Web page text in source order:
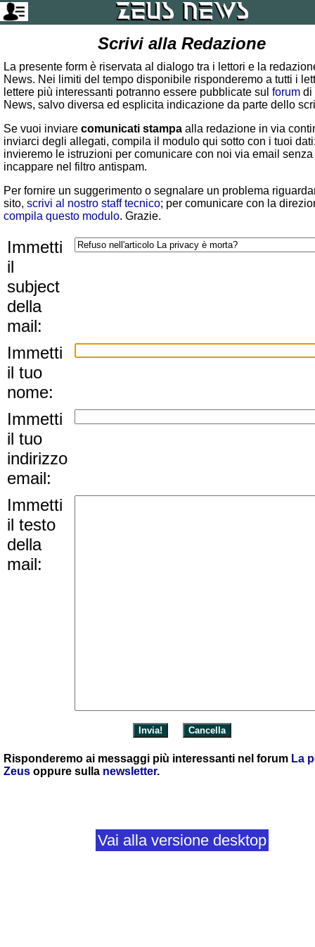
Scrivi alla Redazione
La presente form è riservata al dialogo tra i lettori e la
News. Nei limiti del tempo disponibile risponderemo a tutti i
lettere più interessanti potranno essere pubblicate sul forum di
News, salvo diversa ed esplicita indicazione da parte dello
Se vuoi inviare comunicati stampa alla redazione in via
inviarci degli allegati, compila il modulo qui sotto con i tuoi
invieremo le istruzioni per comunicare con noi via email senza
incappare nel filtro antispam.
Per fornire un suggerimento o segnalare un problema
sito, scrivi al nostro staff tecnico; per comunicare con la
compila questo modulo. Grazie.
Immetti
il
subject
della
mail:
Immetti
il tuo
nome:
Immetti
il tuo
indirizzo
email:
Immetti
il testo
della
mail:
Risponderemo ai messaggi più interessanti nel forum La
Zeus oppure sulla newsletter.
Vai alla versione desktop